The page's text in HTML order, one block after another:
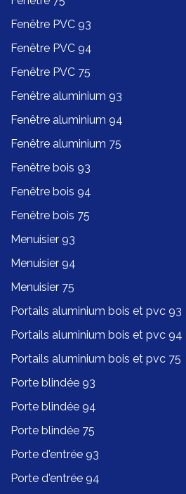
Fenêtre PVC 93
Fenêtre PVC 94
Fenêtre PVC 75
Fenêtre aluminium 93
Fenêtre aluminium 94
Fenêtre aluminium 75
Fenêtre bois 93
Fenêtre bois 94
Fenêtre bois 75
Menuisier 93
Menuisier 94
Menuisier 75
Portails aluminium bois et pvc 93
Portails aluminium bois et pvc 94
Portails aluminium bois et pvc 75
Porte blindée 93
Porte blindée 94
Porte blindée 75
Porte d'entrée 93
Porte d'entrée 94